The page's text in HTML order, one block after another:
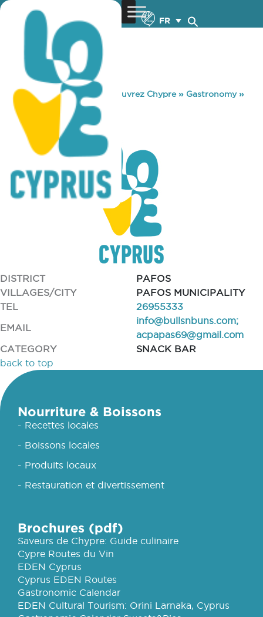
FR
You are here: Home »Découvrez Chypre» Gastronomy»
BULL’S & BUNS
BULL’S & BUNS
DISTRICT
PAFOS
VILLAGES/CITY
PAFOS MUNICIPALITY
TEL
26955333
EMAIL
info@bullsnbuns.com;
acpapas69@gmail.com
CATEGORY
SNACK BAR
back to top
Nourriture & Boissons
- Recettes locales
- Boissons locales
- Produits locaux
- Restauration et divertissement
Brochures (pdf)
Saveurs de Chypre: Guide culinaire
Cypre Routes du Vin
EDEN Cyprus
Cyprus EDEN Routes
Gastronomic Calendar
EDEN Cultural Tourism: Orini Larnaka, Cyprus